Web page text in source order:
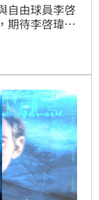
自由球員李啓
期待李啓瑋加